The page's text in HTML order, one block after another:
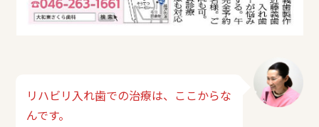
リハビリ入れ歯での治療は、ここからな
んです。